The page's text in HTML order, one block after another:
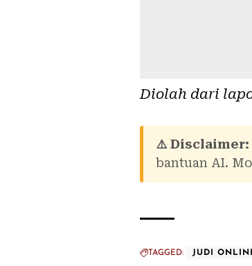
Diolah dari
⚠️ Disclaimer:
bantuan AI.
TAGGED: JUDI